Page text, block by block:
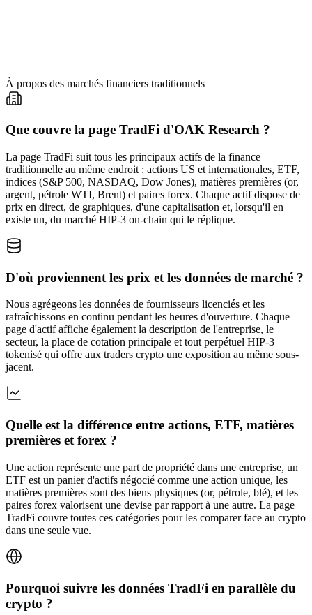
À propos des marchés financiers traditionnels
Que couvre la page TradFi d'OAK Research ?
La page TradFi suit tous les principaux actifs de la finance
traditionnelle au même endroit : actions US et internationales, ETF,
indices (S&P 500, NASDAQ, Dow Jones), matières premières (or,
argent, pétrole WTI, Brent) et paires forex. Chaque actif dispose de
prix en direct, de graphiques, d'une capitalisation et, lorsqu'il en
existe un, du marché HIP-3 on-chain qui le réplique.
D'où proviennent les prix et les données de marché ?
Nous agrégeons les données de fournisseurs licenciés et les
rafraîchissons en continu pendant les heures d'ouverture. Chaque
page d'actif affiche également la description de l'entreprise, le
secteur, la place de cotation principale et tout perpétuel HIP-3
tokenisé qui offre aux traders crypto une exposition au même sous-
jacent.
Quelle est la différence entre actions, ETF, matières
premières et forex ?
Une action représente une part de propriété dans une entreprise, un
ETF est un panier d'actifs négocié comme une action unique, les
matières premières sont des biens physiques (or, pétrole, blé), et les
paires forex valorisent une devise par rapport à une autre. La page
TradFi couvre toutes ces catégories pour les comparer face au crypto
dans une seule vue.
Pourquoi suivre les données TradFi en parallèle du
crypto ?